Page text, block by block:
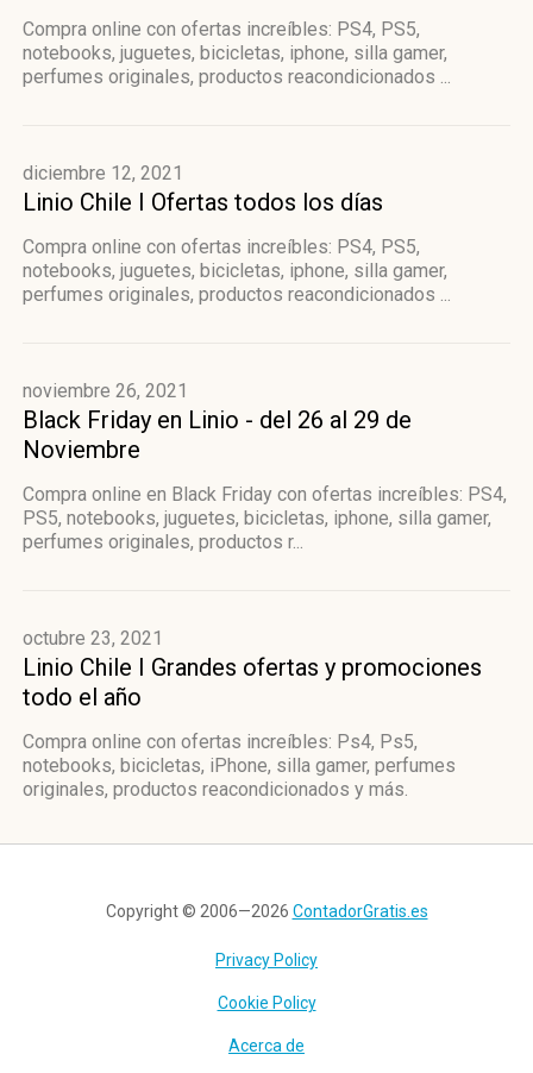
Compra online con ofertas increíbles: PS4, PS5,
notebooks, juguetes, bicicletas, iphone, silla gamer,
perfumes originales, productos reacondicionados ...
diciembre 12, 2021
Linio Chile I Ofertas todos los días
Compra online con ofertas increíbles: PS4, PS5,
notebooks, juguetes, bicicletas, iphone, silla gamer,
perfumes originales, productos reacondicionados ...
noviembre 26, 2021
Black Friday en Linio - del 26 al 29 de
Noviembre
Compra online en Black Friday con ofertas increíbles: PS4,
PS5, notebooks, juguetes, bicicletas, iphone, silla gamer,
perfumes originales, productos r...
octubre 23, 2021
Linio Chile I Grandes ofertas y promociones
todo el año
Compra online con ofertas increíbles: Ps4, Ps5,
notebooks, bicicletas, iPhone, silla gamer, perfumes
originales, productos reacondicionados y más.
Copyright © 2006—2026 ContadorGratis.es
Privacy Policy
Cookie Policy
Acerca de